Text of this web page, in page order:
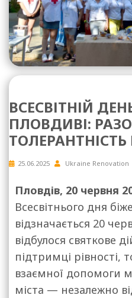
ВСЕСВІТНІЙ
ПЛОВДИВІ:
25.06.2025 Ukraine Renovation
Пловдів, 20 червня
Всесвітнього дня
відзначається 20
відбулося святкове
підтримці рівності,
взаємної допомоги
міста — незалежно